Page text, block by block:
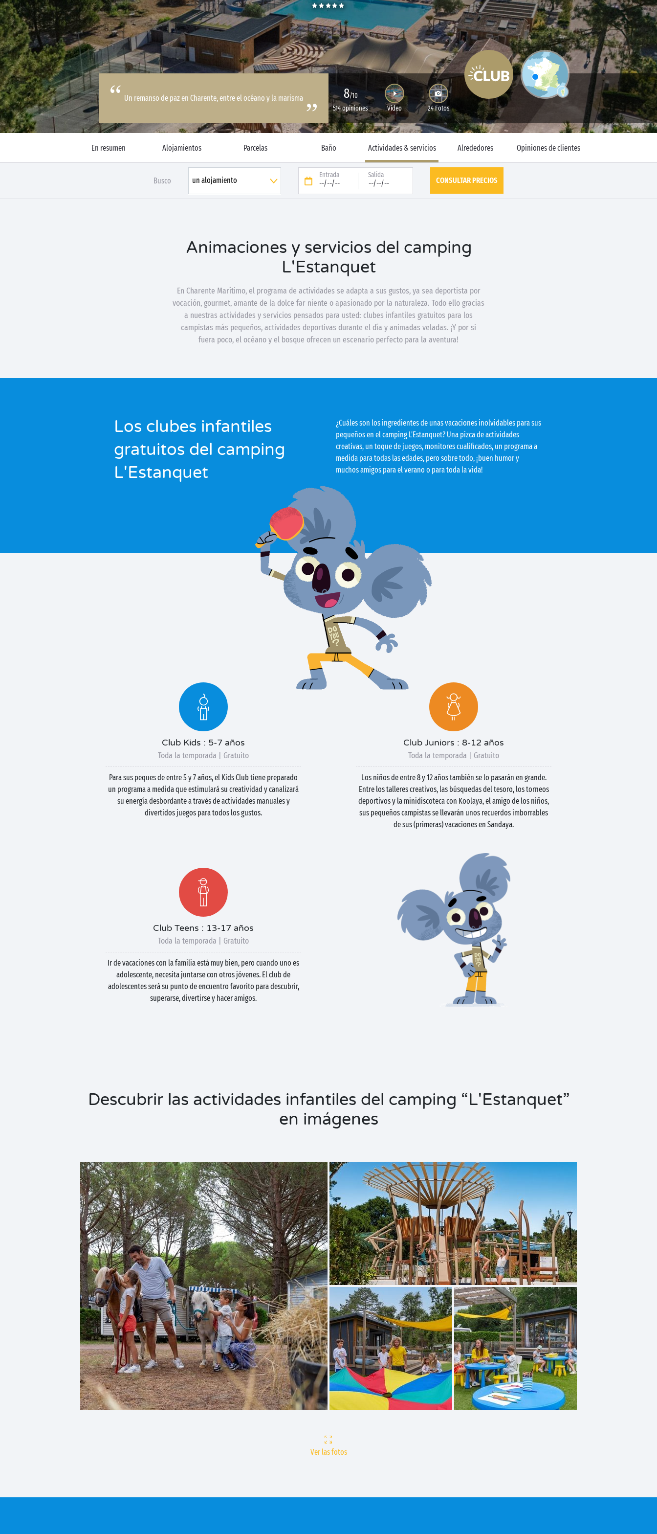
Un remanso de paz en Charente, entre el océano y la marisma 8/10
514 opiniones
Vídeo 24 Fotos
En resumen Alojamientos Parcelas Baño Actividades & servicios Alrededores Opiniones de clientes
Busco
Entrada
--/--/--
Salida
--/--/-- CONSULTAR PRECIOS
Animaciones y servicios del camping
L'Estanquet
En Charente Marítimo, el programa de actividades se adapta a sus gustos, ya sea deportista por
vocación, gourmet, amante de la dolce far niente o apasionado por la naturaleza. Todo ello gracias
a nuestras actividades y servicios pensados para usted: clubes infantiles gratuitos para los
campistas más pequeños, actividades deportivas durante el día y animadas veladas. ¡Y por si
fuera poco, el océano y el bosque ofrecen un escenario perfecto para la aventura!
Los clubes infantiles
gratuitos del camping
L'Estanquet
¿Cuáles son los ingredientes de unas vacaciones inolvidables para sus
pequeños en el camping L'Estanquet? Una pizca de actividades
creativas, un toque de juegos, monitores cualificados, un programa a
medida para todas las edades, pero sobre todo, ¡buen humor y
muchos amigos para el verano o para toda la vida!
Club Kids : 5-7 años
Toda la temporada | Gratuito
Para sus peques de entre 5 y 7 años, el Kids Club tiene preparado
un programa a medida que estimulará su creatividad y canalizará
su energía desbordante a través de actividades manuales y
divertidos juegos para todos los gustos.
Club Juniors : 8-12 años
Toda la temporada | Gratuito
Los niños de entre 8 y 12 años también se lo pasarán en grande.
Entre los talleres creativos, las búsquedas del tesoro, los torneos
deportivos y la minidiscoteca con Koolaya, el amigo de los niños,
sus pequeños campistas se llevarán unos recuerdos imborrables
de sus (primeras) vacaciones en Sandaya.
Club Teens : 13-17 años
Toda la temporada | Gratuito
Ir de vacaciones con la familia está muy bien, pero cuando uno es
adolescente, necesita juntarse con otros jóvenes. El club de
adolescentes será su punto de encuentro favorito para descubrir,
superarse, divertirse y hacer amigos.
Descubrir las actividades infantiles del camping “L'Estanquet”
en imágenes
Ver las fotos